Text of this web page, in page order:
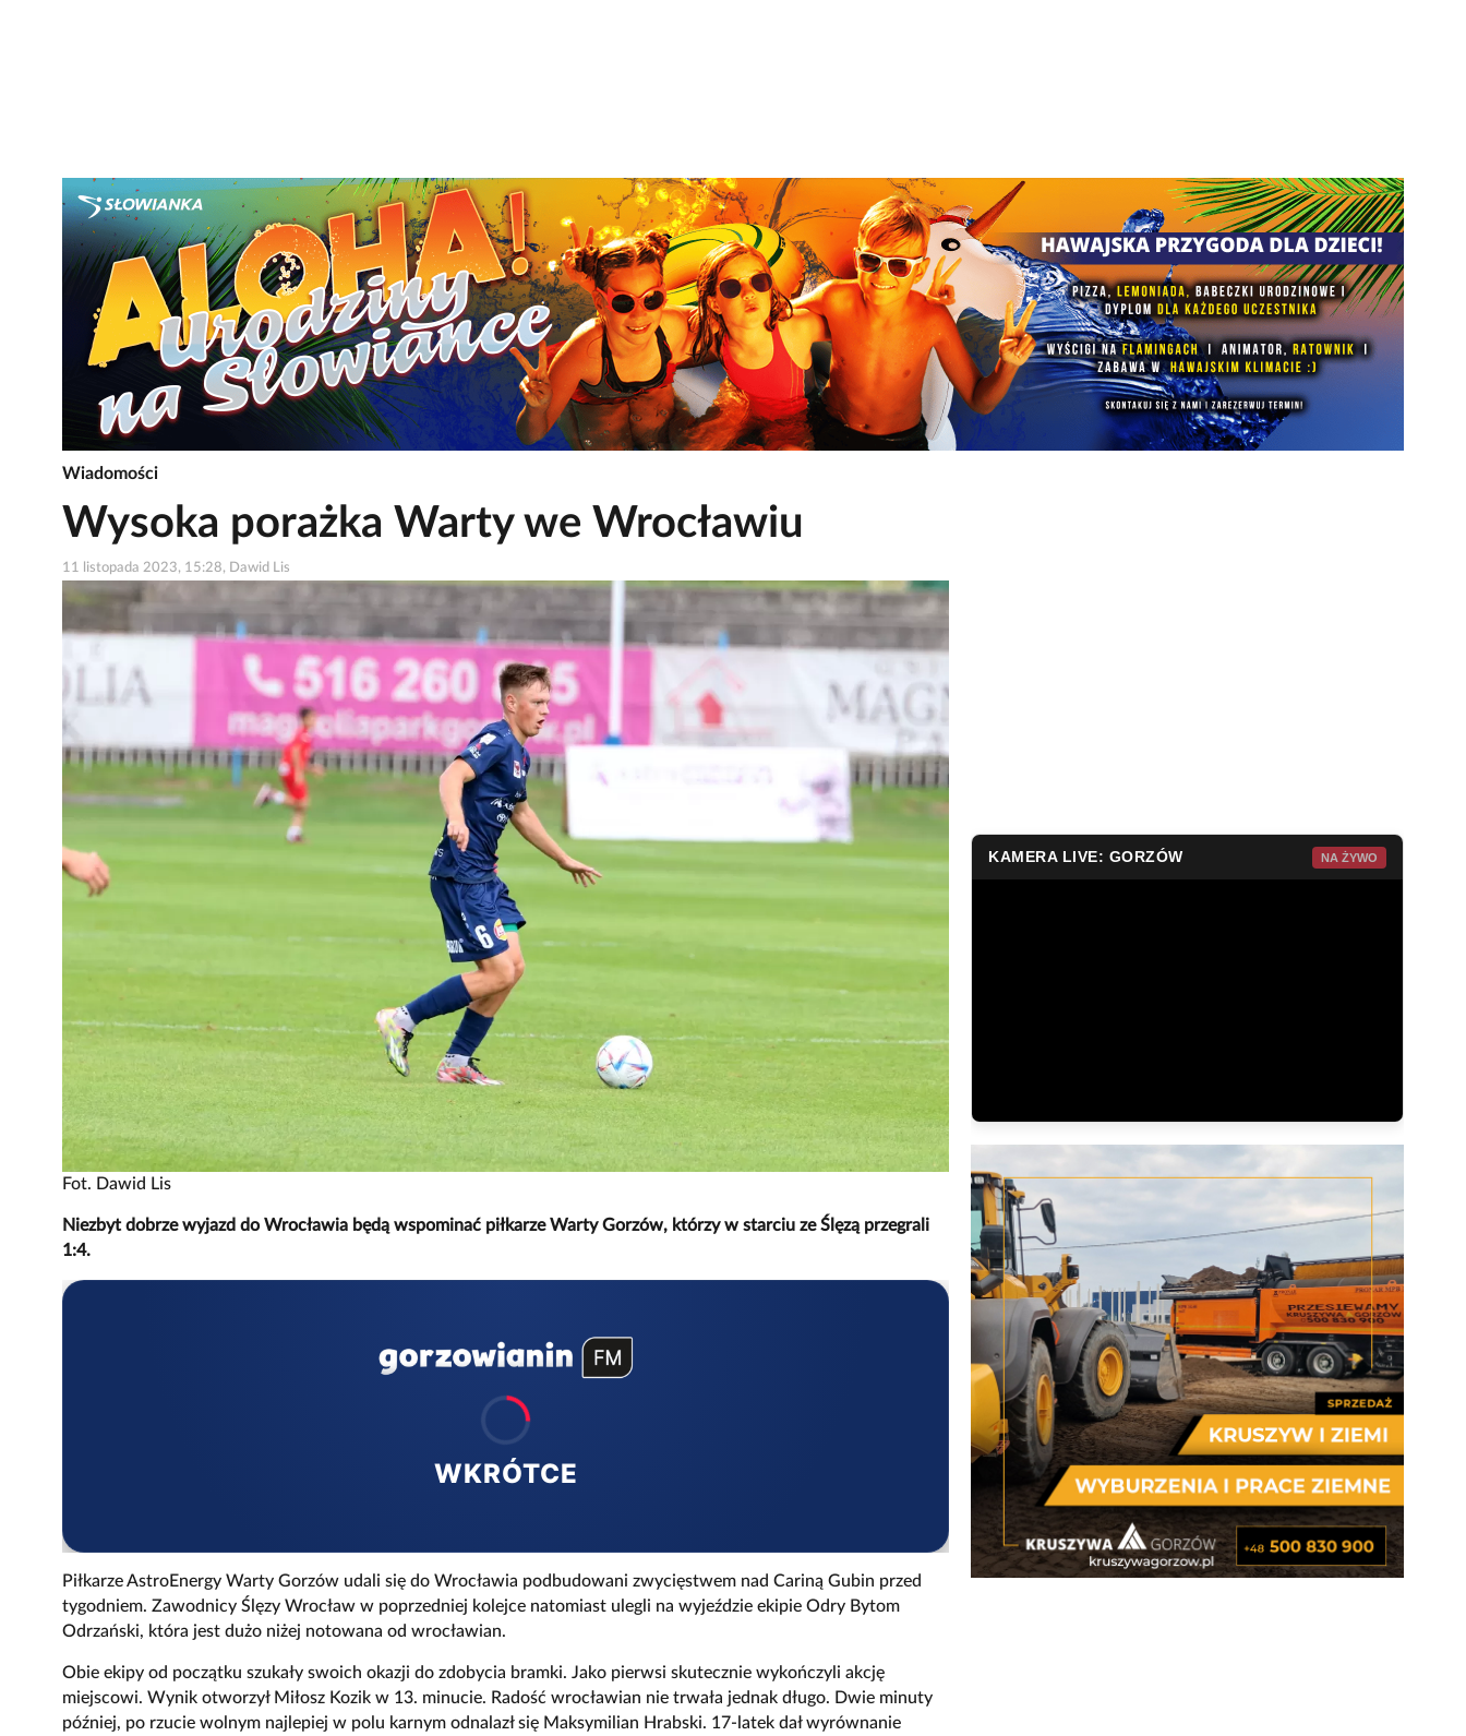
Wiadomości
Wysoka porażka Warty we Wrocławiu
11 listopada 2023, 15:28, Dawid Lis
Fot. Dawid Lis
Niezbyt dobrze wyjazd do Wrocławia będą wspominać piłkarze Warty Gorzów, którzy w starciu ze Ślęzą przegrali
1:4.
WKRÓTCE
Piłkarze AstroEnergy Warty Gorzów udali się do Wrocławia podbudowani zwycięstwem nad Cariną Gubin przed
tygodniem. Zawodnicy Ślęzy Wrocław w poprzedniej kolejce natomiast ulegli na wyjeździe ekipie Odry Bytom
Odrzański, która jest dużo niżej notowana od wrocławian.
Obie ekipy od początku szukały swoich okazji do zdobycia bramki. Jako pierwsi skutecznie wykończyli akcję
miejscowi. Wynik otworzył Miłosz Kozik w 13. minucie. Radość wrocławian nie trwała jednak długo. Dwie minuty
później, po rzucie wolnym najlepiej w polu karnym odnalazł się Maksymilian Hrabski. 17-latek dał wyrównanie
KAMERA LIVE: GORZÓW NA ŻYWO